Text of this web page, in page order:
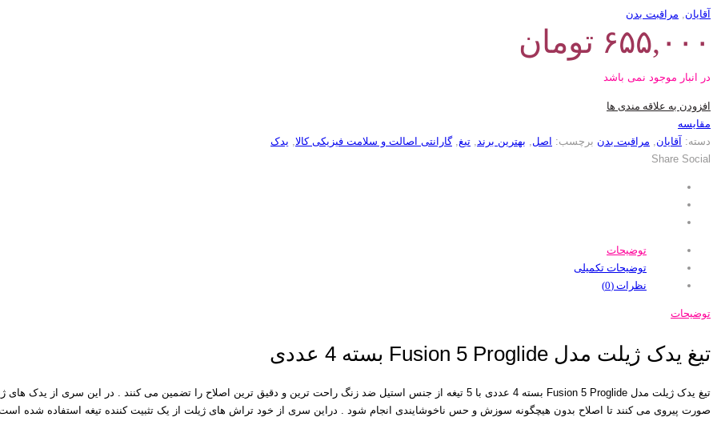
آقایان, مراقبت بدن
۶۵۵,۰۰۰ تومان
در انبار موجود نمی باشد
افزودن به علاقه مندی ها
مقایسه
دسته: آقایان, مراقبت بدن برچسب: اصل, بهترین برند, تیغ,گارانتی اصالت و سلامت فیزیکی کالا, یدک
Share Social
توضیحات
توضیحات تکمیلی
نظرات (0)
توضیحات
تیغ یدک ژیلت مدل Fusion 5 Proglide بسته 4 عددی
صورت پیروی می کنند تا اصلاح بدون هیچگونه سوزش و حس ناخوشایندی انجام شود . دراین سری از خود تراش های ژیلت از یک تثبیت کننده تیغه استفاده شده است